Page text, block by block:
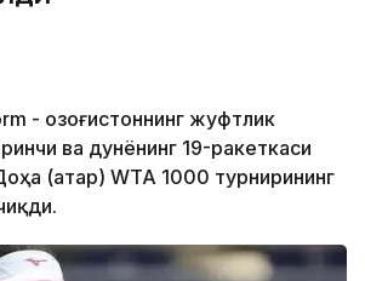
- Қозоғистоннинг жуфтлик
ва дунёнинг 19-ракеткаси
(Қатар) WТА 1000 турнирининг